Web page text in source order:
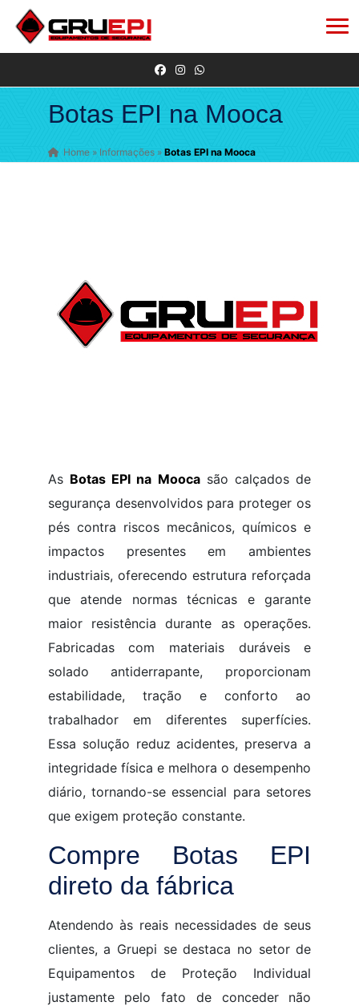
Botas EPI na Mooca
Home» Informações » Botas EPI na Mooca
As Botas EPI na Moocasão calçados de
segurança desenvolvidos para proteger os
pés contra riscos mecânicos, químicos e
impactos presentes em ambientes
industriais, oferecendo estrutura reforçada
que atende normas técnicas e garante
maior resistência durante as operações.
Fabricadas com materiais duráveis e
solado antiderrapante, proporcionam
estabilidade, tração e conforto ao
trabalhador em diferentes superfícies.
Essa solução reduz acidentes, preserva a
integridade física e melhora o desempenho
diário, tornando-se essencial para setores
que exigem proteção constante.
Compre Botas EPI
direto da fábrica
Atendendo às reais necessidades de seus
clientes, a Gruepi se destaca no setor de
Equipamentos de Proteção Individual
justamente pelo fato de conceder não